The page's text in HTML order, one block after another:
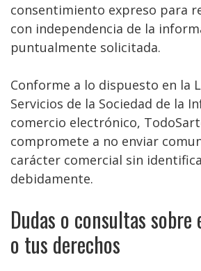
consentimiento expreso para
con independencia de la
puntualmente solicitada.
Conforme a lo dispuesto en la
Servicios de la Sociedad de la
comercio electrónico,
compromete a no enviar
carácter comercial sin
debidamente.
Dudas o consultas
o tus derechos